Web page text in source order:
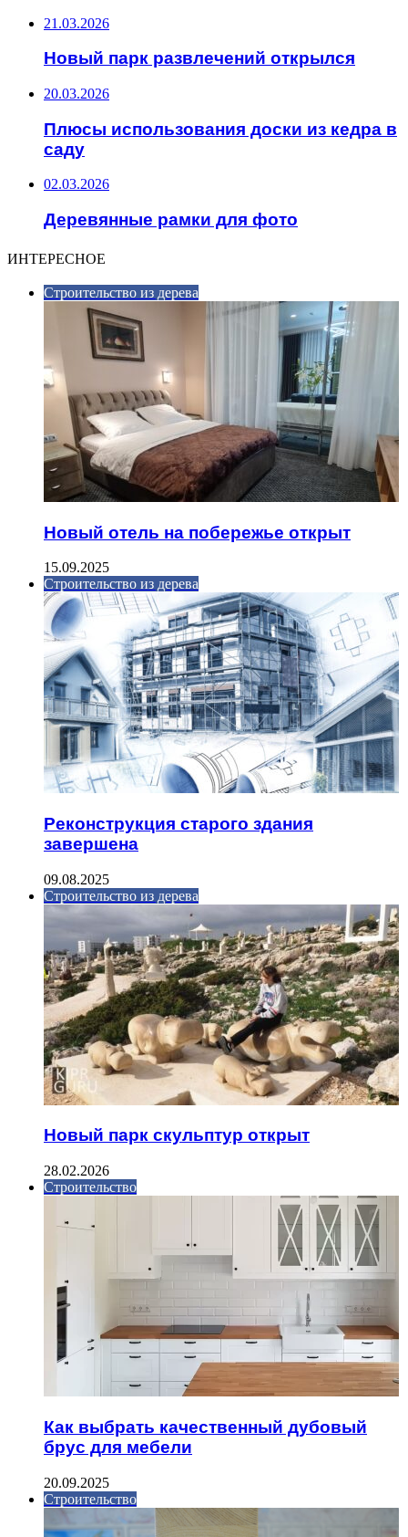
21.03.2026
Новый парк развлечений открылся
20.03.2026
Плюсы использования доски из кедра в
саду
02.03.2026
Деревянные рамки для фото
ИНТЕРЕСНОЕ
Строительство из дерева
Новый отель на побережье открыт
15.09.2025
Строительство из дерева
Реконструкция старого здания
завершена
09.08.2025
Строительство из дерева
Новый парк скульптур открыт
28.02.2026
Строительство
Как выбрать качественный дубовый
брус для мебели
20.09.2025
Строительство